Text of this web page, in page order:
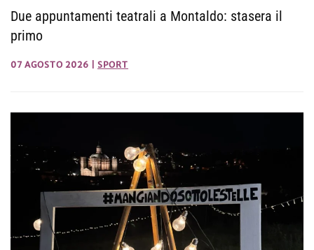
Due appuntamenti teatrali a Montaldo: stasera il
primo
07 AGOSTO 2026 SPORT